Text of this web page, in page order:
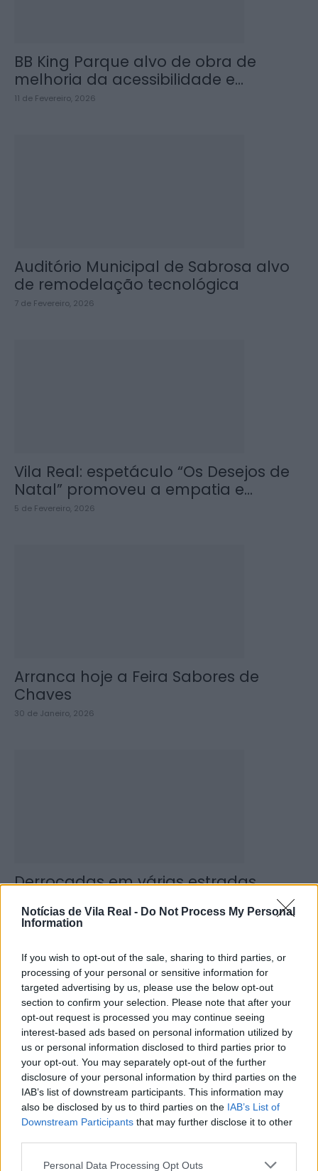
Notícias de Vila Real - Do Not Process My Personal
Information
If you wish to opt-out of the sale, sharing to third parties, or
processing of your personal or sensitive information for
targeted advertising by us, please use the below opt-out
section to confirm your selection. Please note that after your
opt-out request is processed you may continue seeing
interest-based ads based on personal information utilized by
us or personal information disclosed to third parties prior to
your opt-out. You may separately opt-out of the further
disclosure of your personal information by third parties on the
IAB’s list of downstream participants. This information may
also be disclosed by us to third parties on the IAB’s List of
Downstream Participants that may further disclose it to other
Personal Data Processing Opt Outs
BB King Parque alvo de obra de
melhoria da acessibilidade e...
11 de Fevereiro, 2026
Auditório Municipal de Sabrosa alvo
de remodelação tecnológica
7 de Fevereiro, 2026
Vila Real: espetáculo “Os Desejos de
Natal” promoveu a empatia e...
5 de Fevereiro, 2026
Arranca hoje a Feira Sabores de
Chaves
30 de Janeiro, 2026
Derrocadas em várias estradas,
inundações e cheias estão a afetar
a...
Obras junto à Zona Industrial de
Sabrosa em fase final
26 de Janeiro, 2026